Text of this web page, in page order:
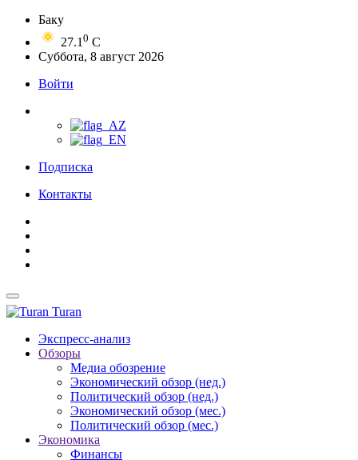
Баку
27.1 0 C
Суббота, 8 август 2026
Войти
Подписка
Контакты
Turan
Экспресс-анализ
Обзоры
Медиа обозрение
Экономический обзор (нед.)
Политический обзор (нед.)
Экономический обзор (мес.)
Политический обзор (мес.)
Экономика
Финансы